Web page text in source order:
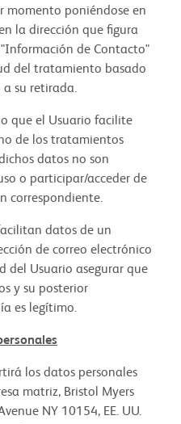
momento poniéndose en
la dirección que figura
de Contacto"
del tratamiento basado
su retirada.
que el Usuario facilite
de los tratamientos
datos no son
o participar/acceder de
correspondiente.
datos de un
de correo electrónico
del Usuario asegurar que
y su posterior
es legítimo.
los datos personales
matriz, Bristol Myers
NY 10154, EE. UU.